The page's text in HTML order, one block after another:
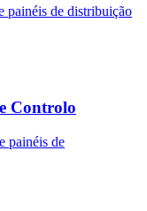
painéis de distribuição
Controlo
painéis de